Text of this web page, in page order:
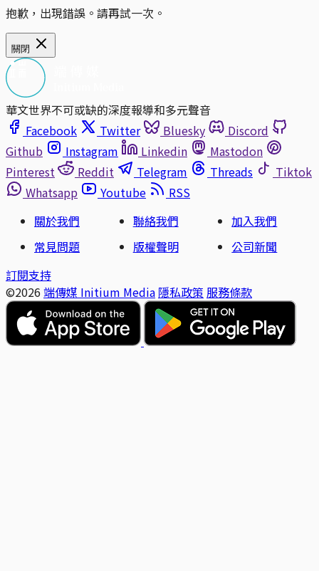
抱歉，出現錯誤。請再試一次。
關閉
華文世界不可或缺的深度報導和多元聲音
Facebook
Twitter Bluesky
Discord
Github
Instagram Linkedin
Mastodon
Pinterest
Reddit Telegram Threads
Tiktok
Whatsapp
Youtube
RSS
關於我們
聯絡我們
加入我們
常見問題
版權聲明
公司新聞
訂閱支持
©2026 端傳媒 Initium Media 隱私政策 服務條款